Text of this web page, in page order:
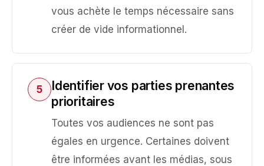
vous achète le temps nécessaire sans
créer de vide informationnel.
5
Identifier vos parties prenantes
prioritaires
Toutes vos audiences ne sont pas
égales en urgence. Certaines doivent
être informées avant les médias, sous